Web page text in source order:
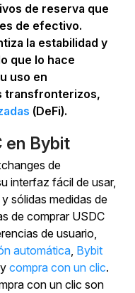
de reserva que
de efectivo.
la estabilidad y
que lo hace
uso en
transfronterizos,
(DeFi).
en Bybit
de
interfaz fácil de usar,
sólidas medidas de
de comprar USDC
de usuario,
automática, Bybit
y compra con un clic.
con un clic son